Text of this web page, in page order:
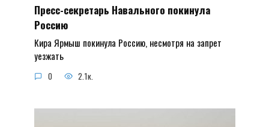
Пресс-секретарь Навального покинула
Россию
Кира Ярмыш покинула Россию, несмотря на запрет
уезжать
0 2.1к.